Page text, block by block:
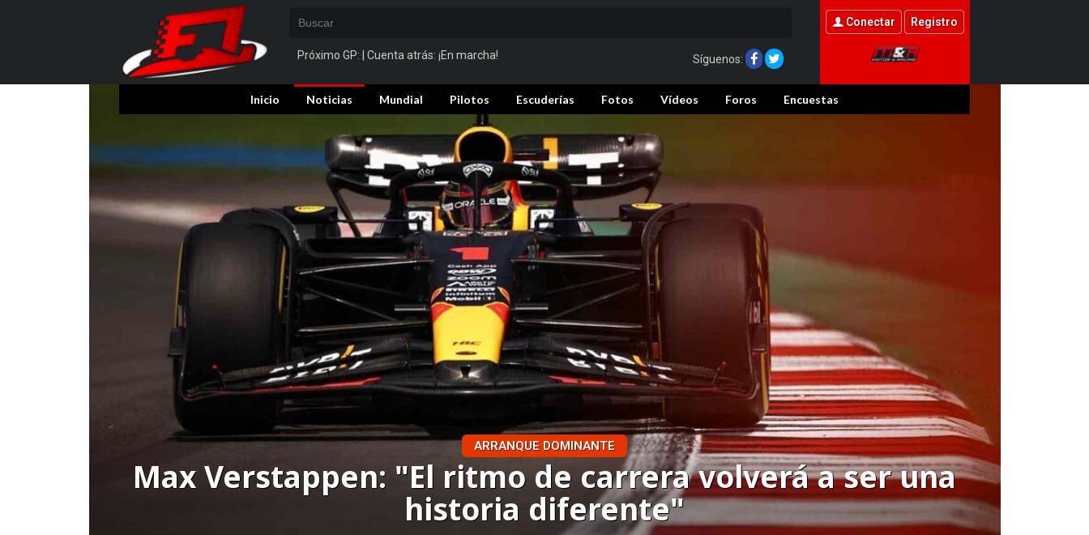
Próximo GP: | Cuenta atrás: ¡En marcha! Síguenos:
Conectar Registro
Inicio Noticias Mundial Pilotos Escuderías Fotos Vídeos Foros Encuestas
ARRANQUE DOMINANTE
Max Verstappen: "El ritmo de carrera volverá a ser una
historia diferente"